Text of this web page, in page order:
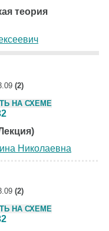
теория
(2)
НА СХЕМЕ
Николаевна
(2)
НА СХЕМЕ